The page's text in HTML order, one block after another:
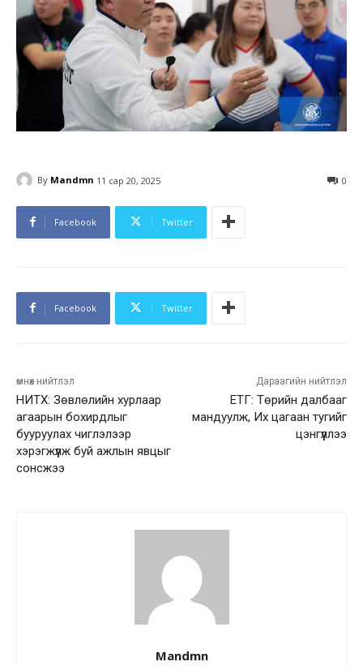
By Mandmn 11 сар 20, 2025 0
Facebook Twitter
Facebook Twitter
өмнөх нийтлэл
НИТХ: Зөвлөлийн хурлаар
агаарын бохирдлыг
бууруулах чиглэлээр
хэрэгжүүлж буй ажлын явцыг
сонсжээ
Дараагийн нийтлэл
ЕТГ: Төрийн далбааг
мандуулж, Их цагаан тугийг
цэнгүүллээ
Mandmn